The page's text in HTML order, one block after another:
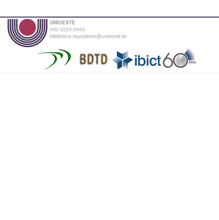
UNIOESTE
(45) 3220-3000
biblioteca.repositorio@unioeste.br